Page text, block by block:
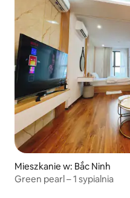
Mieszkanie w: Bắc Ninh
Green pearl – 1 sypialnia